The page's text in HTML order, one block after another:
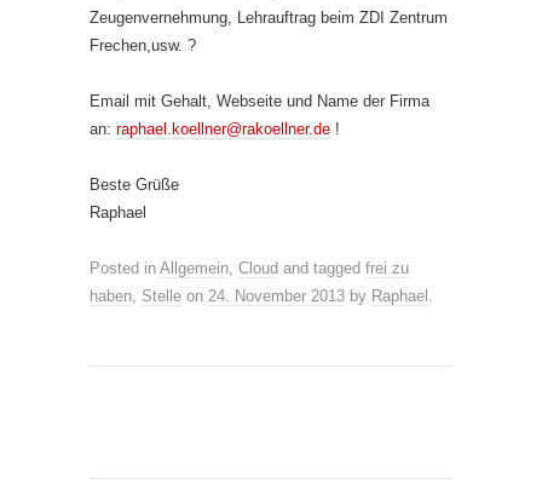
Zeugenvernehmung, Lehrauftrag beim ZDI Zentrum
Frechen,usw. ?
Email mit Gehalt, Webseite und Name der Firma
an: raphael.koellner@rakoellner.de !
Beste Grüße
Raphael
Posted in Allgemein, Cloud and tagged frei zu
haben, Stelle on 24. November 2013 by Raphael .